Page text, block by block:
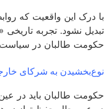
با درک این واقعیت که
تبدیل نشود. تجربه
حکومت طالبان در سیاست
نوع‌بخشیدن به شرکای
حکومت طالبان باید در